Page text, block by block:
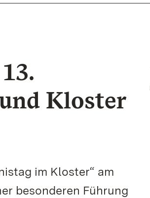
Kloster
im Kloster“ am
besonderen Führung